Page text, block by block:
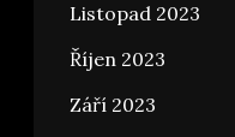
Listopad 2023
Říjen 2023
Září 2023